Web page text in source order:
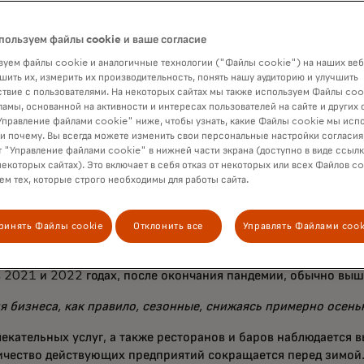
на три процентных пункта выше, чем трендовая
около $375 миллиардов в годовом выражении.
появившиеся во второй половине 2020 года, имели
по сравнению с небольшими отелями и мотелями,
MEI показывает, что количество небольших отелей и
Это, возможно, отражало предпочтение местных
как потребители стали более комфортно путешествовать
выживаемости небольших отелей и мотелей,
свидетельствуют о том, что они выиграли от сильного
дольше, что подчёркивает важность устойчивого
цикла бизнеса.
других секторов мы видим, что показатели выживаемости
2021 и 2022 годах, после окончания пандемии, обычно
бизнеса, как правило, сезонные, снижаясь примерно
услуг, а также ресторанов и баров наблюдается
действующих предприятий сокращается перед зимой.
файлы cookie и ваше согласие
файлы cookie и аналогичные технологии ("Файлы cookie") на наших
их, измерить их производительность, понять нашу аудиторию и улучшить
с пользователями. На некоторых сайтах мы также используем Файлы
основанной на активности и интересах пользователей на сайте и других
файлами cookie" ниже, чтобы узнать, какие Файлы cookie мы
почему. Вы всегда можете изменить свои персональные настройки
"Управление файлами cookie" в нижней части экрана (доступно в виде
сайтах). Это включает в себя отказ от некоторых или всех Файлов
тех, которые строго необходимы для работы сайта.
Файлы cookie Отклонить все Управлять Файлами